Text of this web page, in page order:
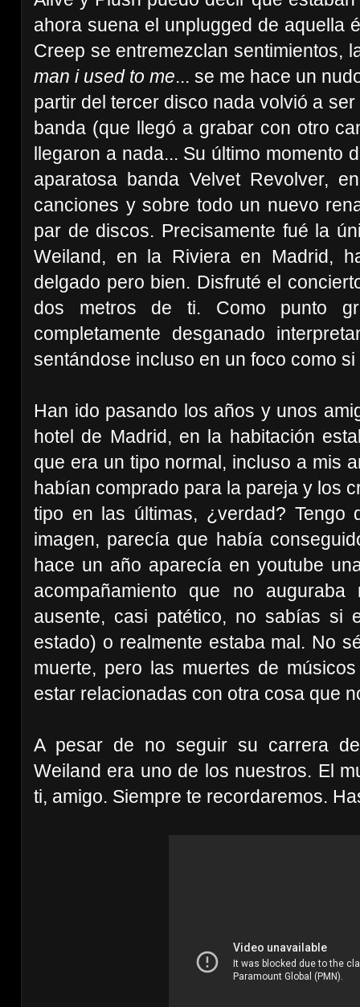
ahora suena el unplugged de aquella
Creep se entremezclan sentimientos,
man i used to me... se me hace un
partir del tercer disco nada volvió a
banda (que llegó a grabar con otro
llegaron a nada... Su último momento
aparatosa banda Velvet Revolver,
canciones y sobre todo un nuevo
par de discos. Precisamente fué la
Weiland, en la Riviera en Madrid,
delgado pero bien. Disfruté el
dos metros de ti. Como punto
completamente desganado
sentándose incluso en un foco como
Han ido pasando los años y unos
hotel de Madrid, en la habitación
que era un tipo normal, incluso a mis
habían comprado para la pareja y los
tipo en las últimas, ¿verdad? Tengo
imagen, parecía que había
hace un año aparecía en youtube
acompañamiento que no
ausente, casi patético, no sabías si
estado) o realmente estaba mal. No
muerte, pero las muertes de
estar relacionadas con otra cosa que
A pesar de no seguir su carrera
Weiland era uno de los nuestros. El
ti, amigo. Siempre te recordaremos.